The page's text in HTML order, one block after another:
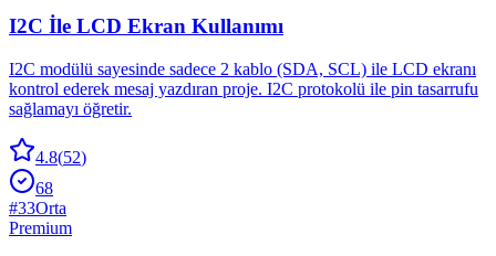
I2C İle LCD Ekran Kullanımı
I2C modülü sayesinde sadece 2 kablo (SDA, SCL) ile LCD ekranı
kontrol ederek mesaj yazdıran proje. I2C protokolü ile pin tasarrufu
sağlamayı öğretir.
4.8(52)
68
#33Orta
Premium